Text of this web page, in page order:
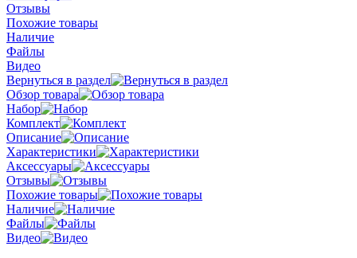
Отзывы
Похожие товары
Наличие
Файлы
Видео
Вернуться в раздел
Обзор товара
Набор
Комплект
Описание
Характеристики
Аксессуары
Отзывы
Похожие товары
Наличие
Файлы
Видео